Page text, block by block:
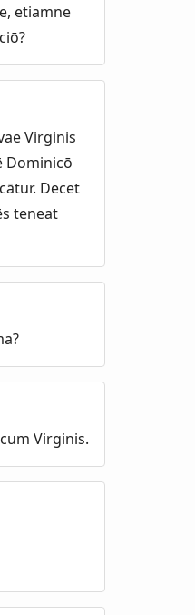
etiamne
Virginis
Dominicō
Decet
teneat
Virginis.